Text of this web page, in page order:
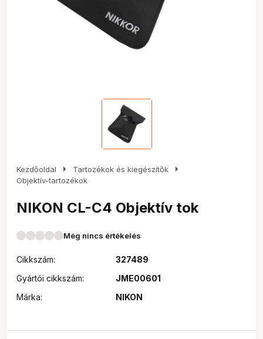
Kezdőoldal arrow_right Tartozékok és kiegészítők arrow_right
Objektív-tartozékok
NIKON CL-C4 Objektív tok
Még nincs értékelés
Cikkszám:
327489
Gyártói cikkszám:
JME00601
Márka:
NIKON